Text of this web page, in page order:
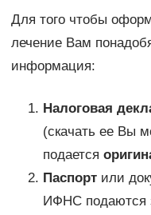
Для того чтобы
лечение Вам
информация:
Налоговая
(скачать ее Вы
подается
Паспортили
ИФНС подаются